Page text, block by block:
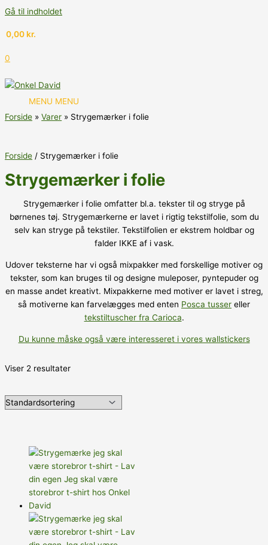
Gå til indholdet
0,00kr.
0
MENU MENU
Forside
Varer Strygemærker i folie
Forside / Strygemærker i folie
Strygemærker i folie
Strygemærker i folie omfatter bl.a. tekster til og stryge på
børnenes tøj. Strygemærkerne er lavet i rigtig tekstilfolie, som du
selv kan stryge på tekstiler. Tekstilfolien er ekstrem holdbar og
falder IKKE af i vask.
Udover teksterne har vi også mixpakker med forskellige motiver og
tekster, som kan bruges til og designe muleposer, pyntepuder og
en masse andet kreativt. Mixpakkerne med motiver er lavet i streg,
så motiverne kan farvelægges med enten Posca tusser eller
tekstiltuscher fra Carioca.
Du kunne måske også være interesseret i vores wallstickers
Viser 2 resultater